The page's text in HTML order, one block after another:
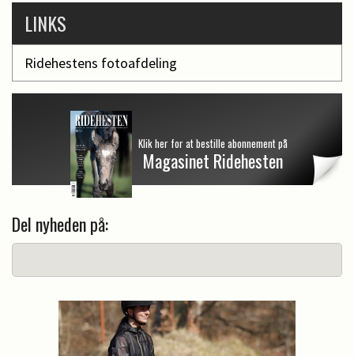
LINKS
Ridehestens fotoafdeling
Klik her for at bestille abonnement på
Magasinet Ridehesten
Del nyheden på: